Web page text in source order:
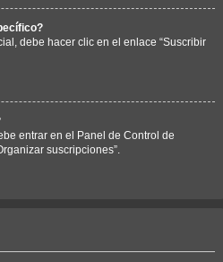
debe hacer clic en el enlace “Suscribir
entrar en el Panel de Control de
suscripciones”.